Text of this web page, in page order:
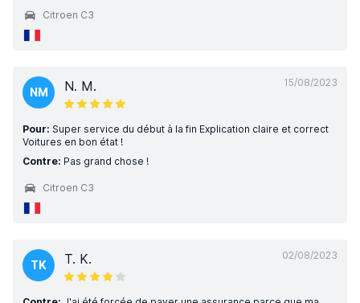
Citroen C3
15/08/2023
NM N. M.
Pour: Super service du début à la fin Explication claire et correct
Voitures en bon état !
Contre: Pas grand chose !
Citroen C3
02/08/2023
TK T. K.